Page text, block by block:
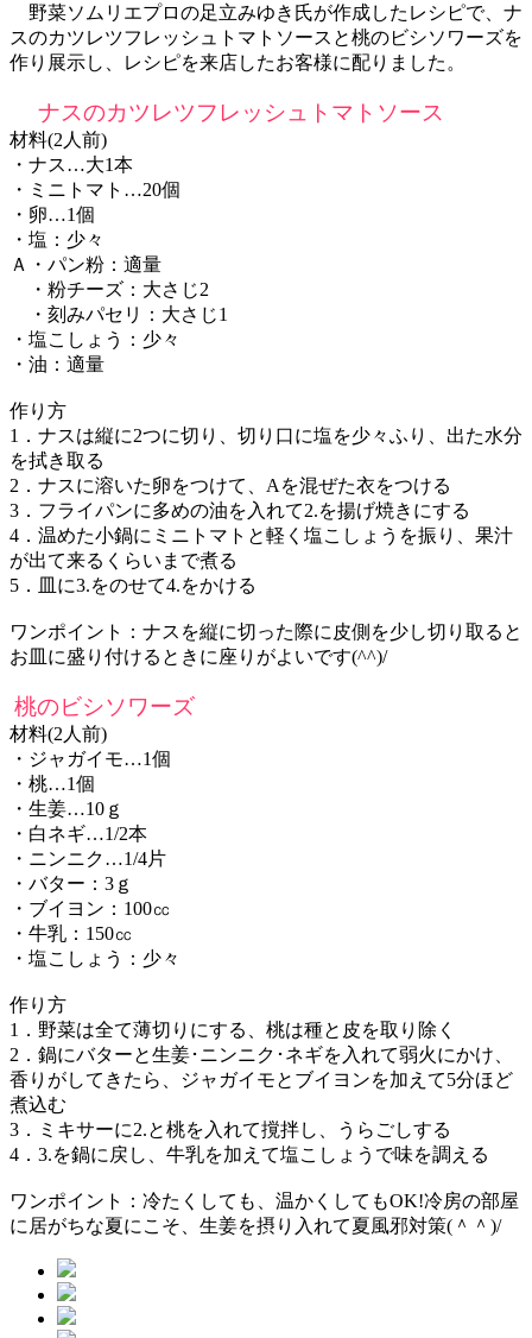
野菜ソムリエプロの足立みゆき氏が作成したレシピで、ナ
スのカツレツフレッシュトマトソースと桃のビシソワーズを
作り展示し、レシピを来店したお客様に配りました。
ナスのカツレツフレッシュトマトソース
材料(2人前)
・ナス…大1本
・ミニトマト…20個
・卵…1個
・塩：少々
Ａ・パン粉：適量
・粉チーズ：大さじ2
・刻みパセリ：大さじ1
・塩こしょう：少々
・油：適量
作り方
1．ナスは縦に2つに切り、切り口に塩を少々ふり、出た水分
を拭き取る
2．ナスに溶いた卵をつけて、Aを混ぜた衣をつける
3．フライパンに多めの油を入れて2.を揚げ焼きにする
4．温めた小鍋にミニトマトと軽く塩こしょうを振り、果汁
が出て来るくらいまで煮る
5．皿に3.をのせて4.をかける
ワンポイント：ナスを縦に切った際に皮側を少し切り取ると
お皿に盛り付けるときに座りがよいです(^^)/
桃のビシソワーズ
材料(2人前)
・ジャガイモ…1個
・桃…1個
・生姜…10ｇ
・白ネギ…1/2本
・ニンニク…1/4片
・バター：3ｇ
・ブイヨン：100㏄
・牛乳：150㏄
・塩こしょう：少々
作り方
1．野菜は全て薄切りにする、桃は種と皮を取り除く
2．鍋にバターと生姜･ニンニク･ネギを入れて弱火にかけ、
香りがしてきたら、ジャガイモとブイヨンを加えて5分ほど
煮込む
3．ミキサーに2.と桃を入れて撹拌し、うらごしする
4．3.を鍋に戻し、牛乳を加えて塩こしょうで味を調える
ワンポイント：冷たくしても、温かくしてもOK!冷房の部屋
に居がちな夏にこそ、生姜を摂り入れて夏風邪対策(＾＾)/